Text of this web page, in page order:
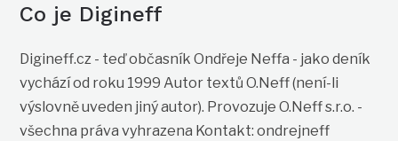
Co je Digineff
Digineff.cz - teď občasník Ondřeje Neffa - jako deník
vychází od roku 1999 Autor textů O.Neff (není-li
výslovně uveden jiný autor). Provozuje O.Neff s.r.o. -
všechna práva vyhrazena Kontakt: ondrejneff